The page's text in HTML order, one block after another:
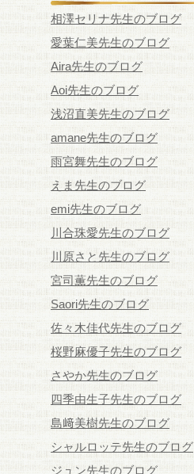
相澤セリナ先生のブログ
愛葉仁美先生のブログ
Aira先生のブログ
Aoi先生のブログ
浅沼直美先生のブログ
amane先生のブログ
雨宮舞先生のブログ
えま先生のブログ
emi先生のブログ
川合珠愛先生のブログ
川原さと先生のブログ
宮司薫先生のブログ
Saori先生のブログ
佐々木佳代先生のブログ
桜野麻優子先生のブログ
さやか先生のブログ
四季由生子先生のブログ
島﨑美樹先生のブログ
シャルロッテ先生のブログ
ジュン先生のブログ